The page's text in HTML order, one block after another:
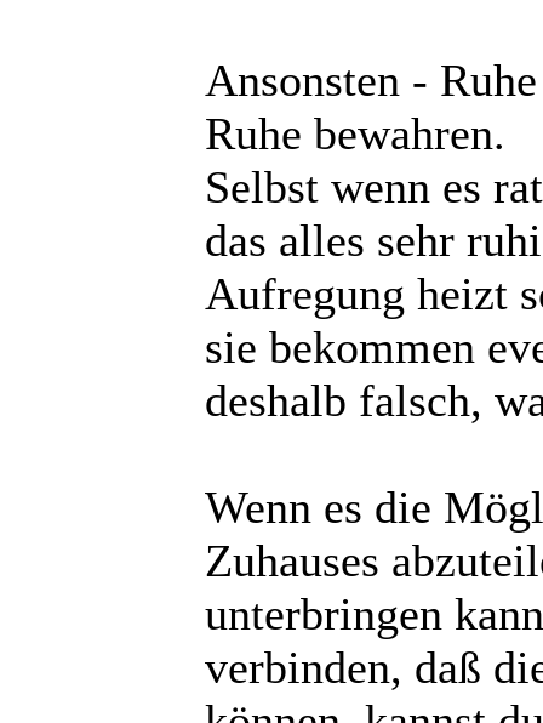
Ansonsten -
Ruhe bewahren.
Selbst wenn es
das alles sehr
Aufregung heizt
sie bekommen
deshalb falsch,
Wenn es die
Zuhauses
unterbringen
verbinden, daß